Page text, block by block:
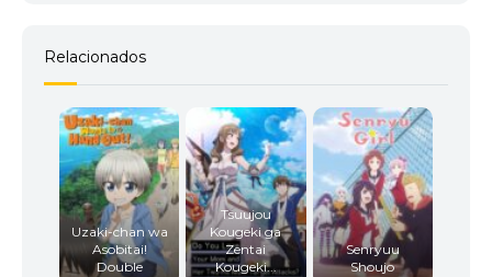
Relacionados
Uzaki-chan wa
Asobitai!
Double
Tsuujou
Kougeki ga
Zentai
Kougeki...
Senryuu
Shoujo